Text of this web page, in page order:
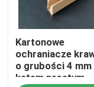
Czarny papier
Oddychająca
Kartonowe
ochraniacze
o grubości 4 mm
kątem prostym